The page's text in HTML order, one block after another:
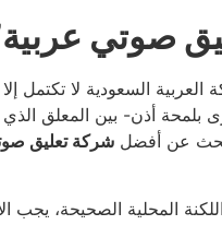
صوتي
السعودية لا تكتمل
بلمحة أذن- بين المعلق
عن أفضل شركة تعليق
المحلية الصحيحة، يجب